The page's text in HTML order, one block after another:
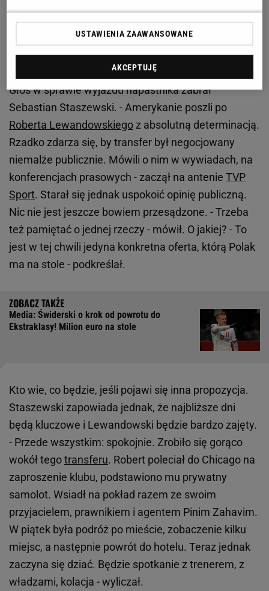
Sebastian Staszewski mówi o wizycie
Lewandowskiego w USA. "Przede wszystkim:
Głos w sprawie wyjazdu napastnika zabrał
Sebastian Staszewski. - Amerykanie poszli po
Roberta Lewandowskiegoz absolutną determinacją.
Rzadko zdarza się, by transfer był negocjowany
niemalże publicznie. Mówili o nim w wywiadach, na
konferencjach prasowych - zaczął na antenie TVP
Sport. Starał się jednak uspokoić opinię publiczną.
Nic nie jest jeszcze bowiem przesądzone. - Trzeba
też pamiętać o jednej rzeczy - mówił. O jakiej? - To
jest w tej chwili jedyna konkretna oferta, którą Polak
ma na stole - podkreślał.
Media: Świderski o krok od powrotu do
Ekstraklasy! Milion euro na stole
Kto wie, co będzie, jeśli pojawi się inna propozycja.
Staszewski zapowiada jednak, że najbliższe dni
będą kluczowe i Lewandowski będzie bardzo zajęty.
- Przede wszystkim: spokojnie. Zrobiło się gorąco
wokół tegotransferu. Robert poleciał do Chicago na
zaproszenie klubu, podstawiono mu prywatny
samolot. Wsiadł na pokład razem ze swoim
przyjacielem, prawnikiem i agentem Pinim Zahavim.
W piątek była podróż po mieście, zobaczenie kilku
miejsc, a następnie powrót do hotelu. Teraz jednak
zaczyna się dziać. Będzie spotkanie z trenerem, z
władzami, kolacja - wyliczał.
USTAWIENIA ZAAWANSOWANE
AKCEPTUJĘ